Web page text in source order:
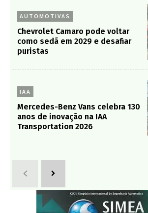
AUTOMOTIVAS
Chevrolet Camaro pode voltar
como sedã em 2029 e desafiar
puristas
IAA
Mercedes-Benz Vans celebra 130
anos de inovação na IAA
Transportation 2026